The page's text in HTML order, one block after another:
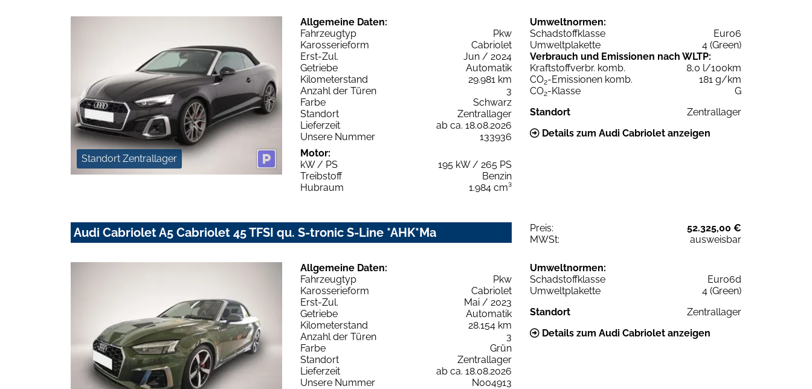
Standort Zentrallager
Allgemeine Daten:
Fahrzeugtyp
Pkw
Karosserieform
Cabriolet
Erst-Zul.
Jun / 2024
Getriebe
Automatik
Kilometerstand
29.981 km
Anzahl der Türen
3
Farbe
Schwarz
Standort
Zentrallager
Lieferzeit
ab ca. 18.08.2026
Unsere Nummer
133936
Motor:
kW / PS
195 kW / 265 PS
Treibstoff
Benzin
Hubraum
1.984 cm³
Umweltnormen:
Schadstoffklasse
Euro6
Umweltplakette
4 (Green)
Verbrauch und Emissionen nach WLTP:
Kraftstoffverbr. komb.
8,0 l/100km
CO2-Emissionen komb.
181 g/km
CO2-Klasse
G
Standort
Zentrallager
Details zum Audi Cabriolet anzeigen
Audi Cabriolet A5 Cabriolet 45 TFSI qu. S-tronic S-Line *AHK*Ma Preis:
52.325,00 €
MWSt:
ausweisbar
Allgemeine Daten:
Fahrzeugtyp
Pkw
Karosserieform
Cabriolet
Erst-Zul.
Mai / 2023
Getriebe
Automatik
Kilometerstand
28.154 km
Anzahl der Türen
3
Farbe
Grün
Standort
Zentrallager
Lieferzeit
ab ca. 18.08.2026
Unsere Nummer
N004913
Umweltnormen:
Schadstoffklasse
Euro6d
Umweltplakette
4 (Green)
Standort
Zentrallager
Details zum Audi Cabriolet anzeigen